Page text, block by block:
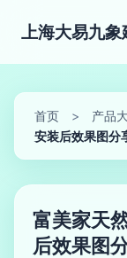
上海大易九象
首页 > 产品
安装后效果图分
富美家天
后效果图